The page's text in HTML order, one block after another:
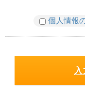
個人情報